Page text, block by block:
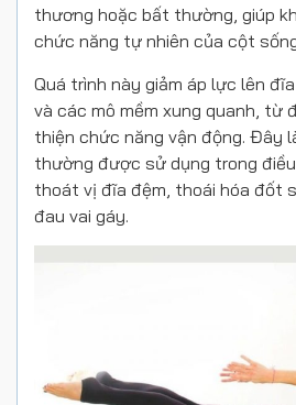
thương hoặc bất thường, giúp
chức năng tự nhiên của cột
Quá trình này giảm áp lực lên
và các mô mềm xung quanh, từ
thiện chức năng vận động. Đây
thường được sử dụng trong
thoát vị đĩa đệm, thoái hóa đốt
đau vai gáy.